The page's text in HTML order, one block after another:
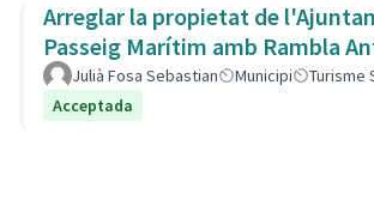
Arreglar la propietat de
Passeig Marítim amb Rambla
Julià Fosa Sebastian Municipi Turisme
Acceptada